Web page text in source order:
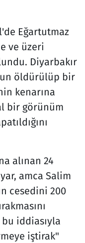
Eğartutmaz
ve üzeri
Diyarbakır
öldürülüp bir
kenarına
bir görünüm
alınan 24
amca Salim
cesedini 200
iddiasıyla
iştirak"